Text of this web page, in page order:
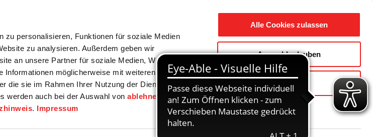
zu personalisieren, Funktionen für soziale Medien
zu analysieren. Außerdem geben wir
an unsere Partner für soziale Medien, Werbung
Informationen möglicherweise mit weiteren Daten
die sie im Rahmen Ihrer Nutzung der Dienste
werden auch bei der Auswahl vonablehnen
gesetzt.
. Impressum
Alle Cookies zulassen
Auswahl erlauben
Ablehnen
Bildung / Soziales Touristik / Freizeit Gemeinde / Geschichte